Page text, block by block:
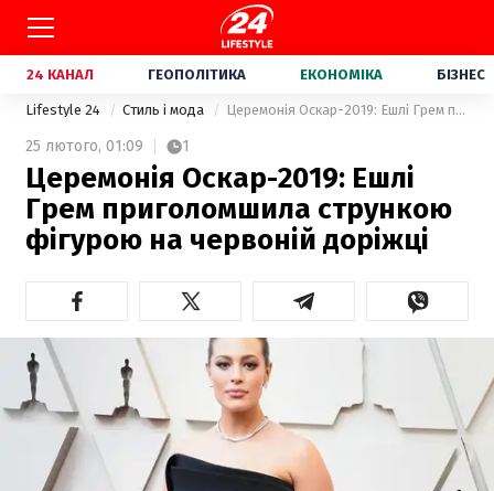
24 КАНАЛ ГЕОПОЛІТИКА ЕКОНОМІКА БІЗНЕС
Lifestyle 24 Стиль і мода Церемонія Оскар-2019: Ешлі Грем приголомшила стрункою фігурою на червоній доріжці
25 лютого, 01:09 1
Церемонія Оскар-2019: Ешлі
Грем приголомшила стрункою
фігурою на червоній доріжці